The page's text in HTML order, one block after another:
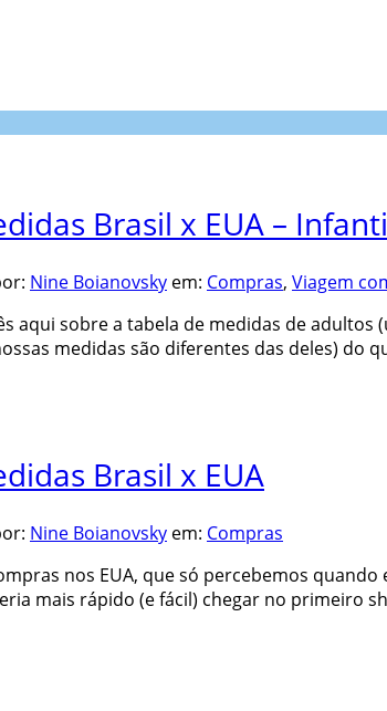
Brasil x EUA –
Nine Boianovsky em: Compras, Viagem
aqui sobre a tabela de medidas de
medidas são diferentes das deles) do
Brasil x EUA
Nine Boianovsky em: Compras
nos EUA, que só percebemos
mais rápido (e fácil) chegar no primeiro